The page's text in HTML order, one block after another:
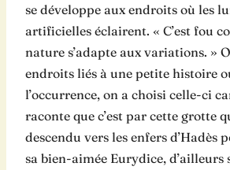
se développe aux endroits où les
artificielles éclairent. « C’est fou
nature s’adapte aux variations. »
endroits liés à une petite histoire
l’occurrence, on a choisi celle-ci
raconte que c’est par cette grotte
descendu vers les enfers d’Hadès
sa bien-aimée Eurydice,